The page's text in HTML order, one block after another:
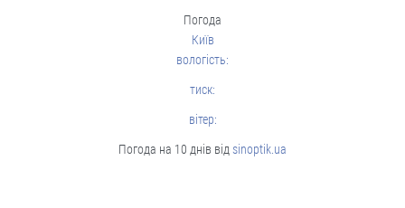
Погода
Київ
вологість:
тиск:
вітер:
Погода на 10 днів відsinoptik.ua